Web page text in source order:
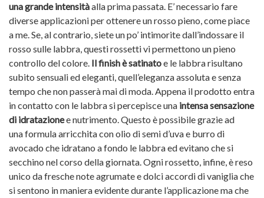
una grande intensitàalla prima passata. E’ necessario fare
diverse applicazioni per ottenere un rosso pieno, come piace
a me. Se, al contrario, siete un po’ intimorite dall’indossare il
rosso sulle labbra, questi rossetti vi permettono un pieno
controllo del colore. Il finish è satinatoe le labbra risultano
subito sensuali ed eleganti, quell’eleganza assoluta e senza
tempo che non passerà mai di moda. Appena il prodotto entra
in contatto con le labbra si percepisce una intensa sensazione
di idratazionee nutrimento. Questo è possibile grazie ad
una formula arricchita con olio di semi d’uva e burro di
avocado che idratano a fondo le labbra ed evitano che si
secchino nel corso della giornata. Ogni rossetto, infine, è reso
unico da fresche note agrumate e dolci accordi di vaniglia che
si sentono in maniera evidente durante l’applicazione ma che